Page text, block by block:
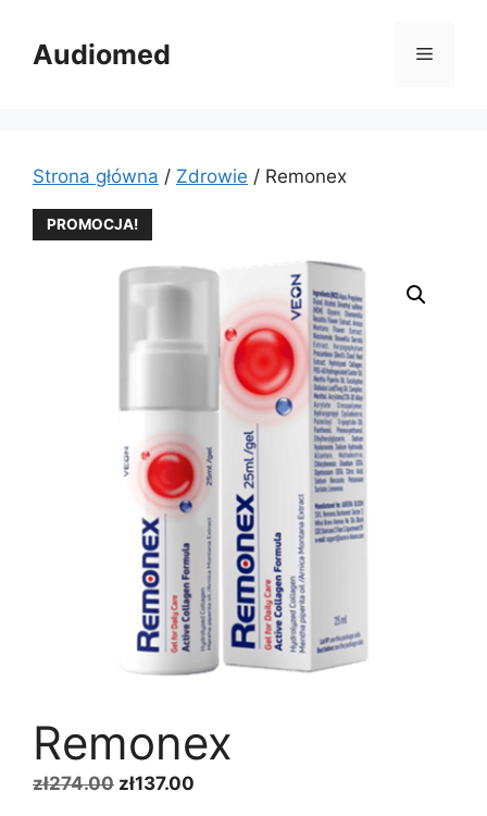
treściAudiomed Menu
Strona główna / Zdrowie / Remonex
PROMOCJA!
Remonex
zł274.00 Pierwotna
zł137.00